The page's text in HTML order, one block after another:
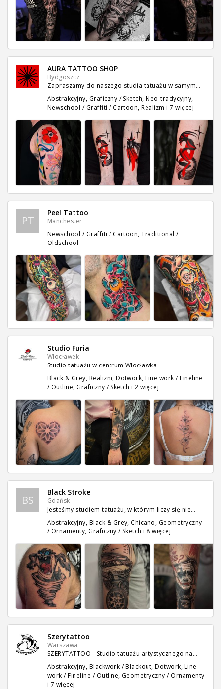
AURA TATTOO SHOP
Bydgoszcz
Zapraszamy do naszego studia tatuażu w samym…
Abstrakcyjny, Graficzny / Sketch, Neo-tradycyjny,
Newschool / Graffiti / Cartoon, Realizm i 7 więcej
PT
Peel Tattoo
Manchester
Newschool / Graffiti / Cartoon, Traditional /
Oldschool
Studio Furia
Włocławek
Studio tatuażu w centrum Włocławka
Black & Grey, Realizm, Dotwork, Line work / Fineline
/ Outline, Graficzny / Sketch i 2 więcej
BS
Black Stroke
Gdańsk
Jesteśmy studiem tatuażu, w którym liczy się nie…
Abstrakcyjny, Black & Grey, Chicano, Geometryczny
/ Ornamenty, Graficzny / Sketch i 8 więcej
Szerytattoo
Warszawa
SZERYTATTOO - Studio tatuażu artystycznego na…
Abstrakcyjny, Blackwork / Blackout, Dotwork, Line
work / Fineline / Outline, Geometryczny / Ornamenty
i 7 więcej